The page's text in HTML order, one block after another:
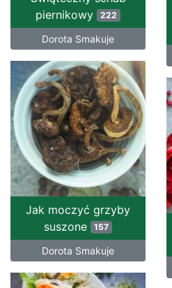
piernikowy 222
Dorota Smakuje
Jak moczyć grzyby
suszone 157
Dorota Smakuje